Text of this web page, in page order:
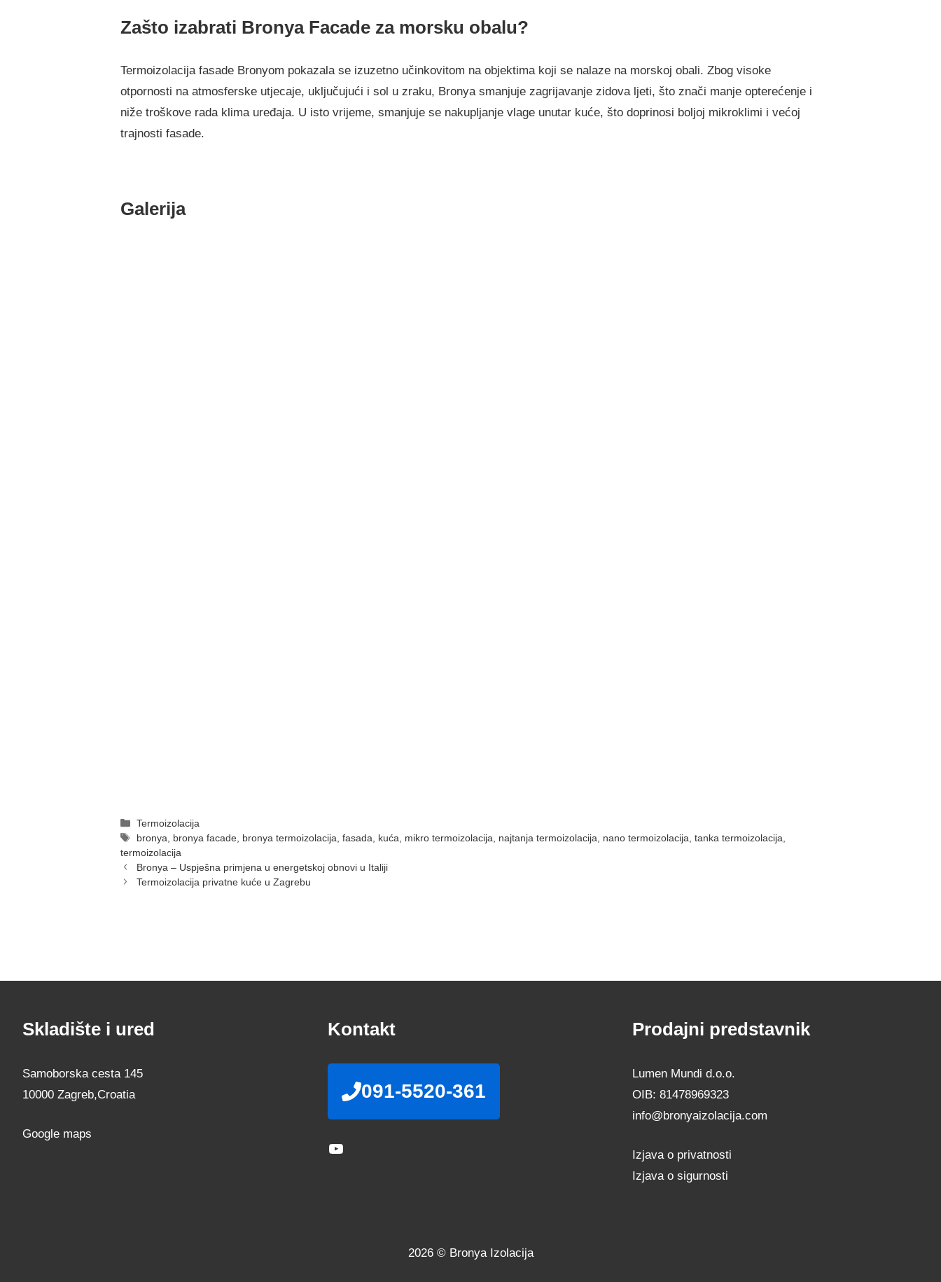
Zašto izabrati Bronya Facade za morsku obalu?
Termoizolacija fasade Bronyom pokazala se izuzetno učinkovitom na objektima koji se nalaze na morskoj obali. Zbog visoke
otpornosti na atmosferske utjecaje, uključujući i sol u zraku, Bronya smanjuje zagrijavanje zidova ljeti, što znači manje opterećenje i
niže troškove rada klima uređaja. U isto vrijeme, smanjuje se nakupljanje vlage unutar kuće, što doprinosi boljoj mikroklimi i većoj
trajnosti fasade.
Galerija
Categories
Termoizolacija
Tags
bronya bronya facade bronya termoizolacija ,fasada kuća mikro termoizolacija najtanja termoizolacija nano termoizolacija ,tanka termoizolacija
termoizolacija
Bronya – Uspješna primjena u energetskoj obnovi u Italiji
Termoizolacija privatne kuće u Zagrebu
Skladište i ured
Samoborska cesta 145
10000 Zagreb,Croatia
Google maps
Kontakt
091-5520-361
YouTube
Prodajni predstavnik
Lumen Mundi d.o.o.
OIB: 81478969323
info@bronyaizolacija.com
Izjava o privatnosti
Izjava o sigurnosti
2026 © Bronya Izolacija